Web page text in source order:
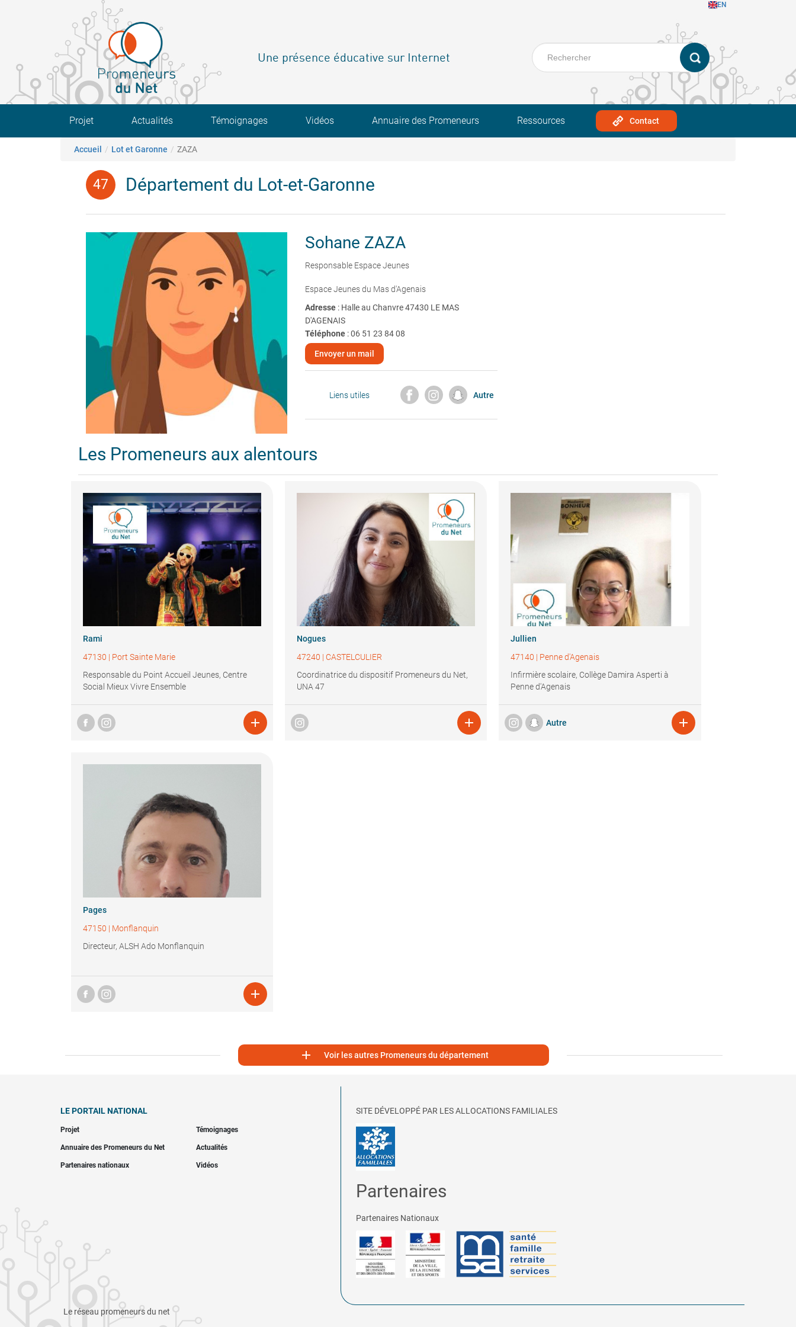
EN
Une présence éducative sur Internet
Main navigation
Projet Actualités Témoignages Vidéos Annuaire des Promeneurs Ressources Contact
Fil d'Ariane
Accueil Lot et Garonne ZAZA
Département du Lot-et-Garonne
Sohane ZAZA
Responsable Espace Jeunes
Espace Jeunes du Mas d'Agenais
Adresse : Halle au Chanvre 47430 LE MAS
D'AGENAIS
Téléphone:06 51 23 84 08
Envoyer un mail
Liens utiles Autre
Les Promeneurs aux alentours
Rami
47130 | Port Sainte Marie
Responsable du Point Accueil Jeunes, Centre
Social Mieux Vivre Ensemble

Nogues
47240 | CASTELCULIER
Coordinatrice du dispositif Promeneurs du Net,
UNA 47

Jullien
47140 | Penne d'Agenais
Infirmière scolaire, Collège Damira Asperti à
Penne d'Agenais
Autre 
Pages
47150 | Monflanquin
Directeur, ALSH Ado Monflanquin

 Voir les autres Promeneurs du département
LE PORTAIL NATIONAL
Projet Témoignages
Annuaire des Promeneurs du Net Actualités
Partenaires nationaux Vidéos
SITE DÉVELOPPÉ PAR LES ALLOCATIONS FAMILIALES
Partenaires
Partenaires Nationaux
Le réseau promeneurs du net